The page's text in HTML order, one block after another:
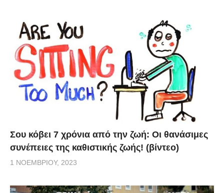
Σου κόβει 7 χρόνια από την ζωή: Oι θανάσιμες
συνέπειες της καθιστικής ζωής! (βίντεο)
1 ΝΟΕΜΒΡΊΟΥ, 2023